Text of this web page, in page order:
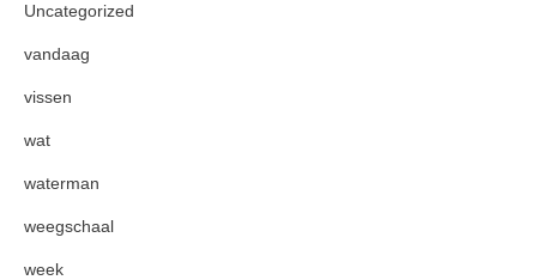
Uncategorized
vandaag
vissen
wat
waterman
weegschaal
week